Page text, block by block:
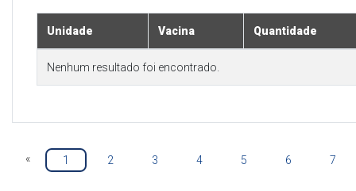
Unidade Vacina Quantidade
Nenhum resultado foi encontrado.
« 1 2 3 4 5 6 7